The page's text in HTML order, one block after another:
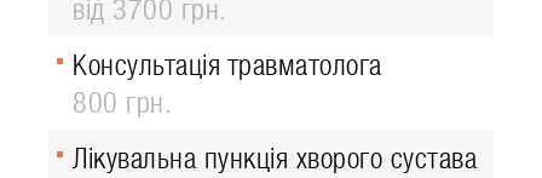
від 3700 грн.
Консультація травматолога
800 грн.
Лікувальна пункція хворого сустава